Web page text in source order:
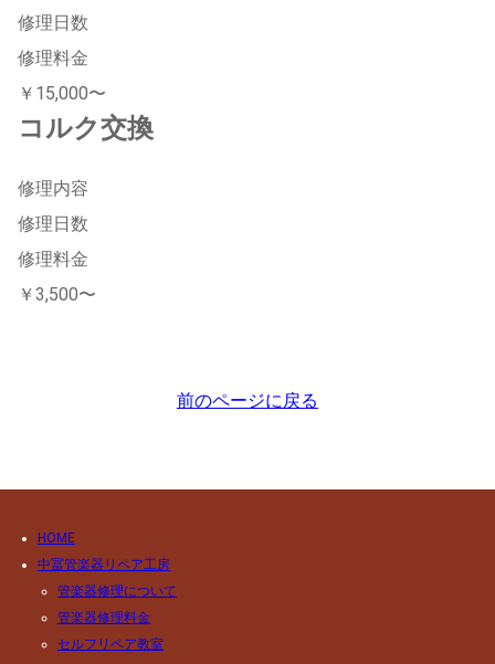
修理日数
修理料金
￥15,000〜
コルク交換
修理内容
修理日数
修理料金
￥3,500〜
前のページに戻る
HOME
中冨管楽器リペア工房
管楽器修理について
管楽器修理料金
セルフリペア教室